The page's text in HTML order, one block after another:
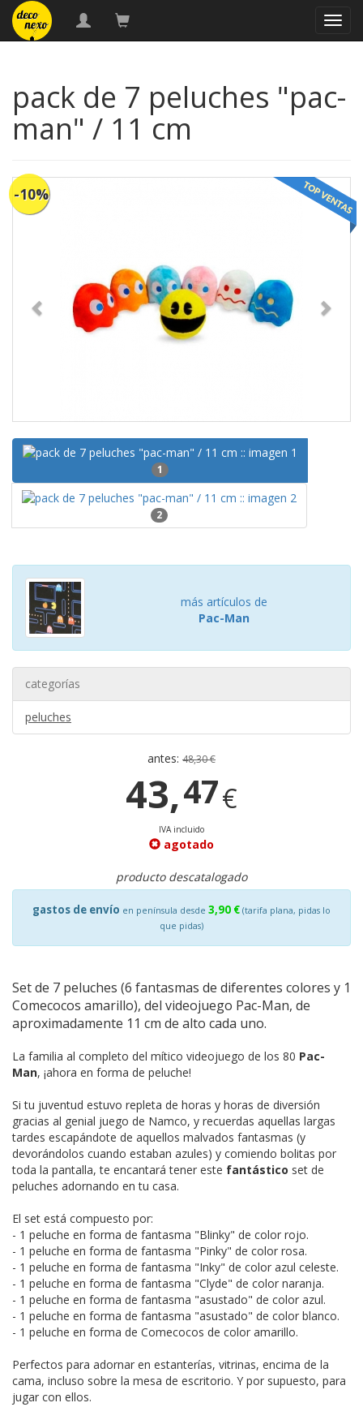
pack de 7 peluches "pac-
man" / 11 cm
-10%
1
2
más artículos de
Pac-Man
categorías
peluches
antes: 48,30 €
43,47€
IVA incluido
agotado
producto descatalogado
gastos de envío en península desde 3,90 € (tarifa plana, pidas lo
que pidas)
Set de 7 peluches (6 fantasmas de diferentes colores y 1
Comecocos amarillo), del videojuego Pac-Man, de
aproximadamente 11 cm de alto cada uno.
La familia al completo del mítico videojuego de los 80 Pac-
Man, ¡ahora en forma de peluche!
Si tu juventud estuvo repleta de horas y horas de diversión
gracias al genial juego de Namco, y recuerdas aquellas largas
tardes escapándote de aquellos malvados fantasmas (y
devorándolos cuando estaban azules) y comiendo bolitas por
toda la pantalla, te encantará tener este fantástico set de
peluches adornando en tu casa.
El set está compuesto por:
- 1 peluche en forma de fantasma "Blinky" de color rojo.
- 1 peluche en forma de fantasma "Pinky" de color rosa.
- 1 peluche en forma de fantasma "Inky" de color azul celeste.
- 1 peluche en forma de fantasma "Clyde" de color naranja.
- 1 peluche en forma de fantasma "asustado" de color azul.
- 1 peluche en forma de fantasma "asustado" de color blanco.
- 1 peluche en forma de Comecocos de color amarillo.
Perfectos para adornar en estanterías, vitrinas, encima de la
cama, incluso sobre la mesa de escritorio. Y por supuesto, para
jugar con ellos.